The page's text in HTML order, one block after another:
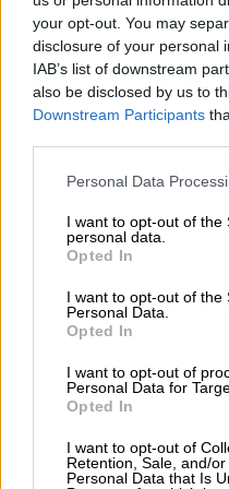
your opt-out. You may
disclosure of your personal
IAB’s list of downstream
also be disclosed by us to
Downstream Participants
Personal Data
I want to opt-out of the
personal data.
Opted In
I want to opt-out of the
Personal Data.
Opted In
I want to opt-out of
Personal Data for
Opted In
I want to opt-out of
Retention, Sale, and/
Personal Data that Is
Y quiero añadir algo
dirigentes del PP que
Gobierno Central, en
Educación está
Autónomas pero
Ejecutivo que
dos mensajes: uno,
sintiéndose
muchísimo miedo a
(manifestaciones,
profesorado (con
septiembre) y dos,
asuma algo que es
Gobierno Central. Lo
cuela.
Y no sólo se deben
que para ello, se
espacios se puedan